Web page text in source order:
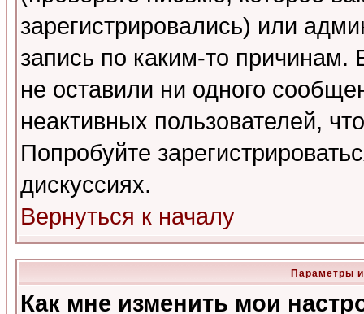
зарегистрировались) или
запись по каким-то
не оставили ни одного
неактивных пользователей,
Попробуйте
дискуссиях.
Вернуться к началу
Параметры
Как мне изменить мои